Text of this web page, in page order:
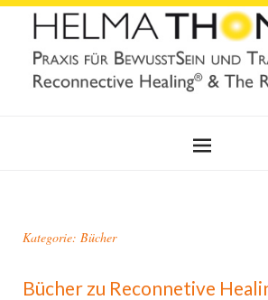
Kategorie: Bücher
Bücher zu Reconnetive